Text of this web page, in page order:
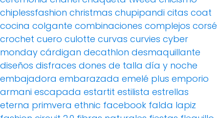
chiplessfashion christmas chupipandi citas coat
cocina colgante combinaciones complejos corsé
crochet cuero culotte curvas curvies cyber
monday cárdigan decathlon desmaquillante
diseños disfraces dones de talla día y noche
embajadora embarazada emelé plus emporio
armani escapada estartit estilista estrellas
eterna primvera ethnic facebook falda lapiz